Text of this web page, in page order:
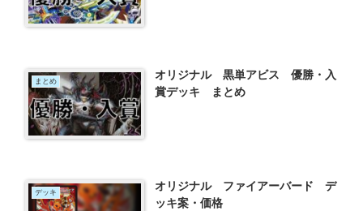
まとめ
オリジナル 黒単アビス 優勝・入
賞デッキ まとめ
デッキ
オリジナル ファイアーバード デ
ッキ案・価格